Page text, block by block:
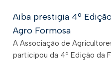
Aiba prestigia 4ª
Agro Formosa
A Associação de
participou da 4ª Edição da